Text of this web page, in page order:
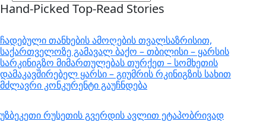
Hand-Picked Top-Read Stories
ჩადებული თანხების ამოღების თვალსაზრისით,
საქართველოზე გამავალ ბაქო – თბილისი – ყარსის
სარკინიგზო მიმართულებას თურქეთ – სომხეთის
დამაკავშირებელ ყარსი – გიუმრის რკინიგზის სახით
მძლავრი კონკურენტი გაუჩნდება
უზბეკეთი რუსეთის გვერდის ავლით ეტაპობრივად